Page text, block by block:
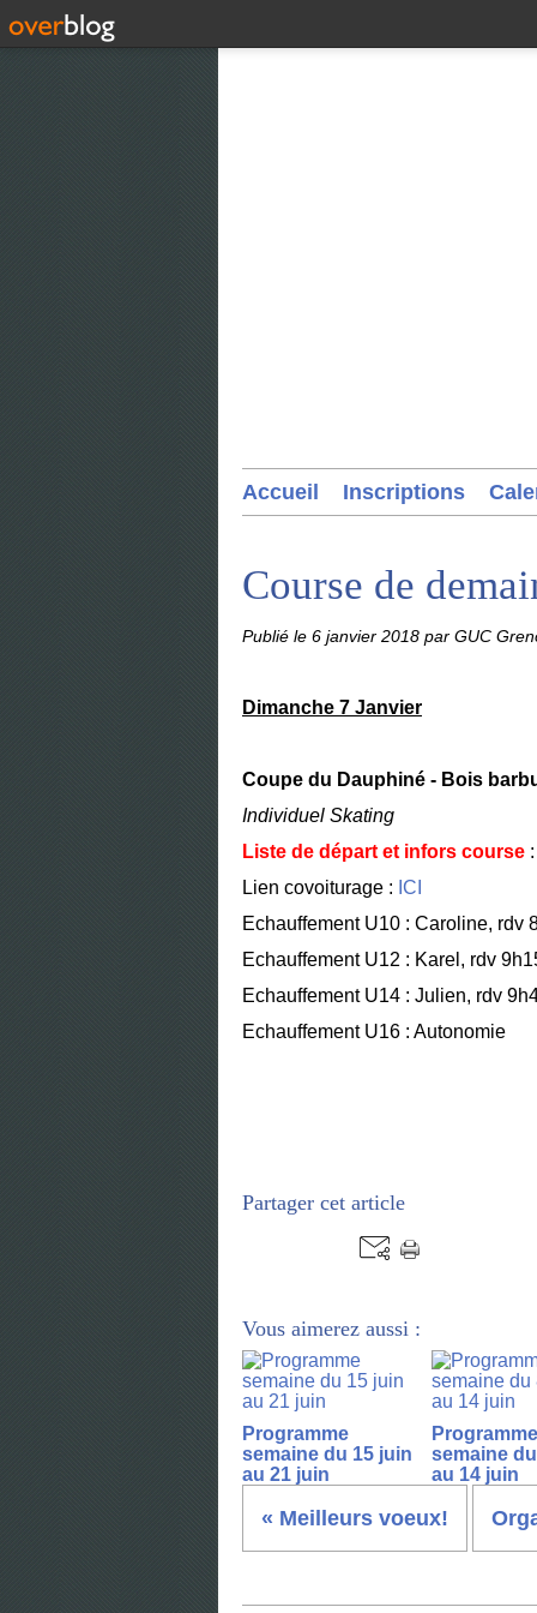
Accueil Inscriptions
Course de
Publié le 6 janvier 2018 par GUC
Dimanche 7 Janvier
Coupe du Dauphiné - Bois
Individuel Skating
Liste de départ et infors course
Lien covoiturage : ICI
Echauffement U10 : Caroline, rdv
Echauffement U12 : Karel, rdv
Echauffement U14 : Julien, rdv
Echauffement U16 : Autonomie
Partager cet article
Vous aimerez aussi :
Programme
semaine du 15 juin
au 21 juin
Programme
semaine
au 14 juin
« Meilleurs voeux!